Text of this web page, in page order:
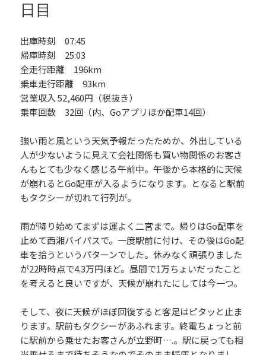
日目
出庫時刻 07:45
帰庫時刻 25:03
全走行距離 196km
乗車走行距離 93km
営業収入 52,460円（税抜き）
乗車回数 32回（内、Goアプリほか配車14回）
強い雨と風という天気予報だったためか、外出している
人が少ないように見えて会社関係も買い物関係のお客さ
んもとても少なく感じる午前中。午後から本格的に天候
が崩れるとGo配車が入るようになります。となると駅前
もタクシーが切れて行列が。
雨が降り始めてまずは運よく二宮まで。帰りはGo配車を
止めて西湘バイパスで。一度駅前に付け、その後はGo配
車を拾うというパターンでした。休みなく頑張りました
が22時時点で4.3万円ほど。昼間で1万ちょいだったこと
を考えると良いですが、天候が崩れたにしては今一つ。
そして、夜に天候がほぼ回復すると客足はピタッと止ま
ります。駅前もタクシーがあふれます。終電ちょっと前
に駅前から乗せたお客さんが立野町….。駅に戻っても相